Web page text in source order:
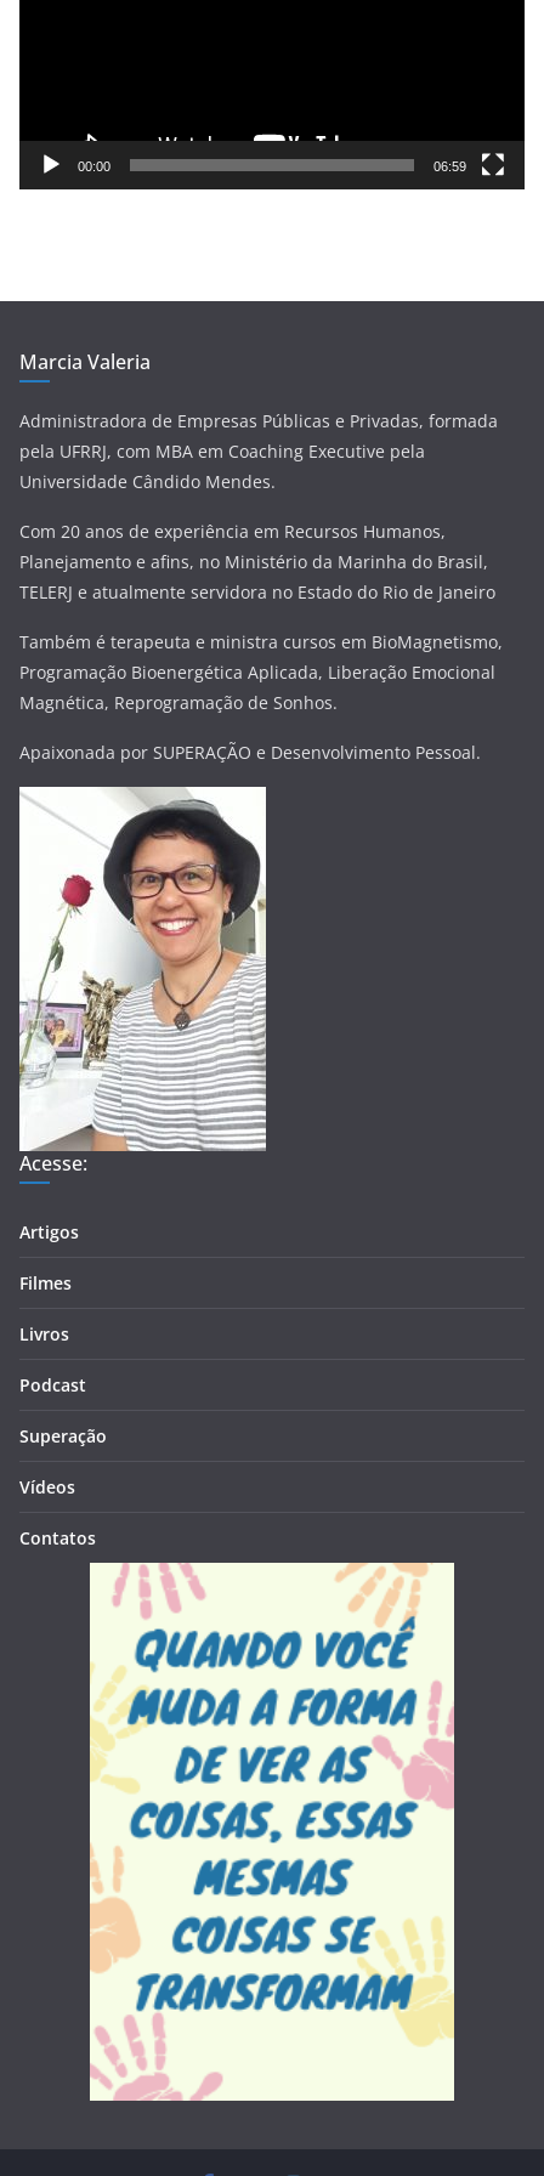
v
00:00 06:59
Marcia Valeria
Administradora de Empresas Públicas e Privadas, formada
pela UFRRJ, com MBA em Coaching Executive pela
Universidade Cândido Mendes.
Com 20 anos de experiência em Recursos Humanos,
Planejamento e afins, no Ministério da Marinha do Brasil,
TELERJ e atualmente servidora no Estado do Rio de Janeiro
Também é terapeuta e ministra cursos em BioMagnetismo,
Programação Bioenergética Aplicada, Liberação Emocional
Magnética, Reprogramação de Sonhos.
Apaixonada por SUPERAÇÃO e Desenvolvimento Pessoal.
Acesse:
Artigos
Filmes
Livros
Podcast
Superação
Vídeos
Contatos